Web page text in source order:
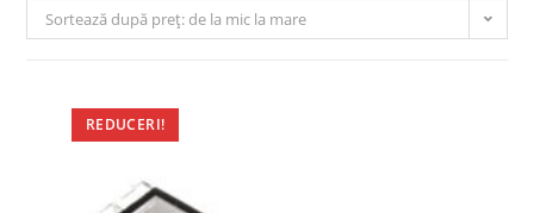
Sortează după preț: de la mic la mare
REDUCERI!